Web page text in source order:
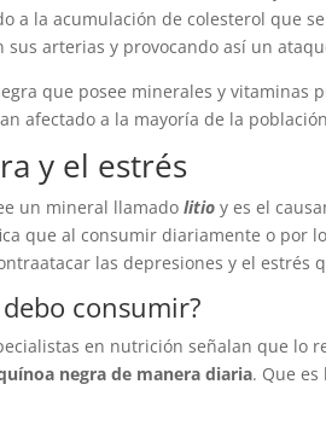
a la acumulación de colesterol que
sus arterias y provocando así un
que posee minerales y vitaminas
afectado a la mayoría de la
y el estrés
un mineral llamado litio y es el
que al consumir diariamente o por
las depresiones y el estrés
consumir?
en nutrición señalan que lo
negra de manera diaria. Que